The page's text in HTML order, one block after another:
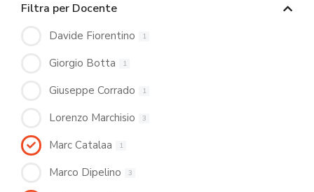
Filtra per Docente
Davide Fiorentino 1
Giorgio Botta 1
Giuseppe Corrado 1
Lorenzo Marchisio 3
Marc Catalaa 1
Marco Dipelino 3